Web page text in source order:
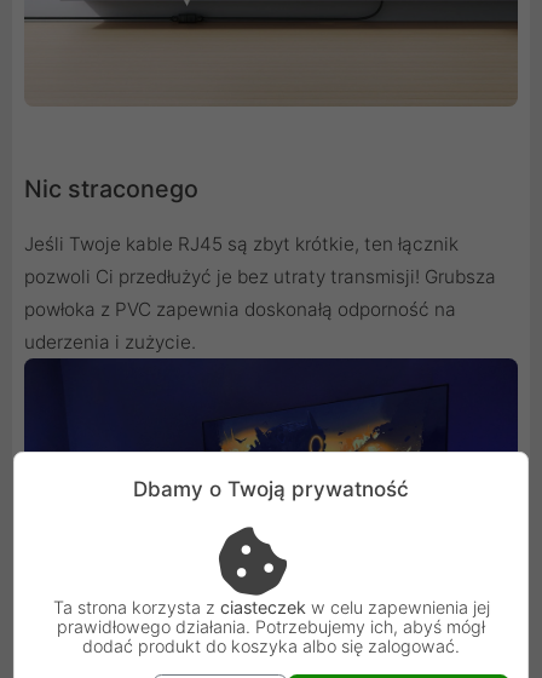
Nic straconego
Jeśli Twoje kable RJ45 są zbyt krótkie, ten łącznik
pozwoli Ci przedłużyć je bez utraty transmisji! Grubsza
powłoka z PVC zapewnia doskonałą odporność na
uderzenia i zużycie.
Dbamy o Twoją prywatność
Ta strona korzysta z ciasteczek w celu zapewnienia jej
prawidłowego działania. Potrzebujemy ich, abyś mógł
dodać produkt do koszyka albo się zalogować.